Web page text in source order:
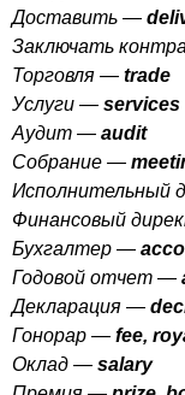
Доставить —
Заключать
Торговля — trade
Услуги — services
Аудит — audit
Собрание —
Исполнительный
Финансовый
Бухгалтер —
Годовой отчет —
Декларация —
Гонорар — fee,
Оклад — salary